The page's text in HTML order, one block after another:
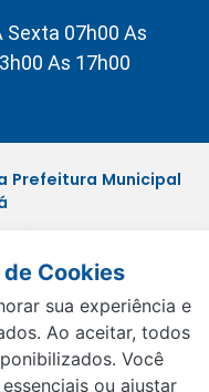
07h00 As
As 17h00
Prefeitura Municipal
Cookies
sua experiência e
Ao aceitar, todos
Você
ou ajustar